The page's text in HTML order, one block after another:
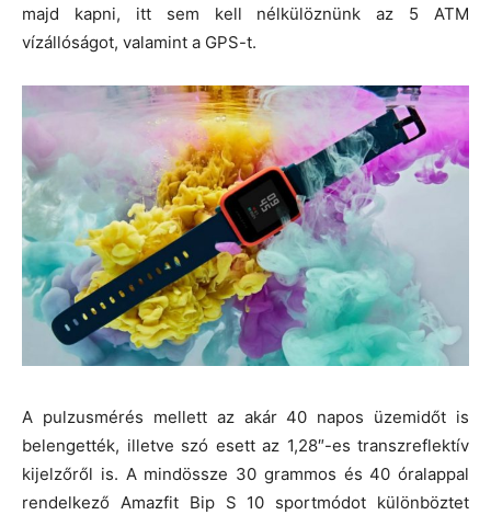
majd kapni, itt sem kell nélkülöznünk az 5 ATM
vízállóságot, valamint a GPS-t.
A pulzusmérés mellett az akár 40 napos üzemidőt is
belengették, illetve szó esett az 1,28″-es transzreflektív
kijelzőről is. A mindössze 30 grammos és 40 óralappal
rendelkező Amazfit Bip S 10 sportmódot különböztet